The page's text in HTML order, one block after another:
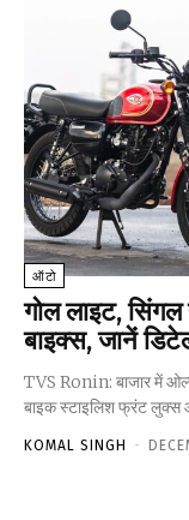
ऑटो
गोल लाइट, सिंगल
बाइक्स, जानें
TVS Ronin: बाजार में
बाइक स्टाइलिश फ्रंट
KOMAL SINGH -